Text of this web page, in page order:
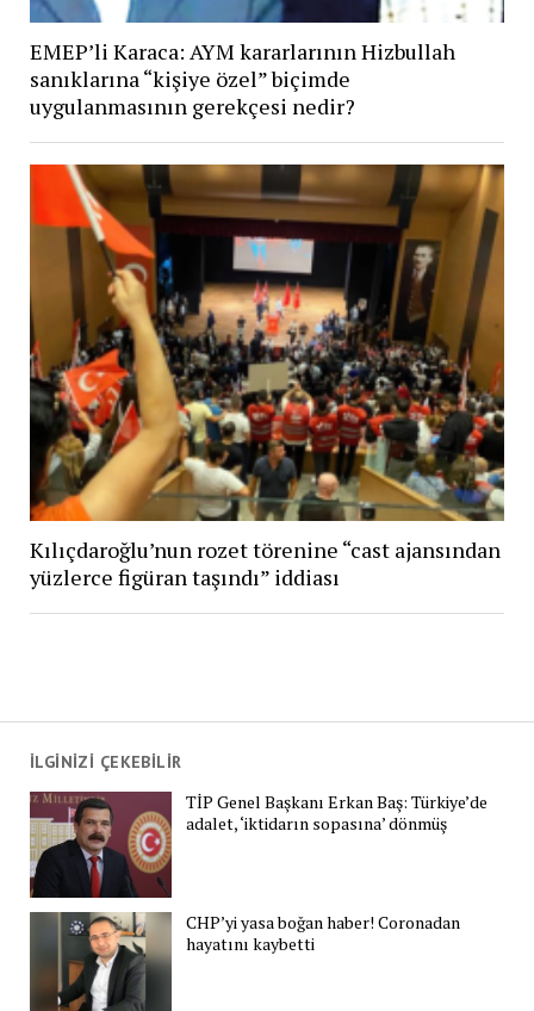
İLGİNİZİ ÇEKEBİLİR
TİP Genel Başkanı Erkan Baş: Türkiye’de
adalet, ‘iktidarın sopasına’ dönmüş
CHP’yi yasa boğan haber! Coronadan
hayatını kaybetti
EMEP’li Karaca: AYM kararlarının Hizbullah
sanıklarına “kişiye özel” biçimde
uygulanmasının gerekçesi nedir?
Kılıçdaroğlu’nun rozet törenine “cast ajansından
yüzlerce figüran taşındı” iddiası